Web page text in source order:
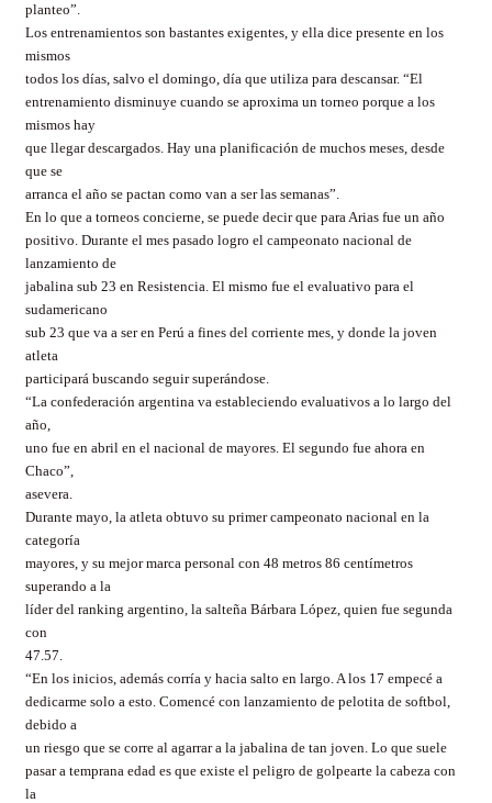
planteo”.
Los entrenamientos son bastantes exigentes, y ella dice presente en los
mismos
todos los días, salvo el domingo, día que utiliza para descansar. “El
entrenamiento disminuye cuando se aproxima un torneo porque a los
mismos hay
que llegar descargados. Hay una planificación de muchos meses, desde
que se
arranca el año se pactan como van a ser las semanas”.
En lo que a torneos concierne, se puede decir que para Arias fue un año
positivo. Durante el mes pasado logro el campeonato nacional de
lanzamiento de
jabalina sub 23 en Resistencia. El mismo fue el evaluativo para el
sudamericano
sub 23 que va a ser en Perú a fines del corriente mes, y donde la joven
atleta
participará buscando seguir superándose.
“La confederación argentina va estableciendo evaluativos a lo largo del
año,
uno fue en abril en el nacional de mayores. El segundo fue ahora en
Chaco”,
asevera.
Durante mayo, la atleta obtuvo su primer campeonato nacional en la
categoría
mayores, y su mejor marca personal con 48 metros 86 centímetros
superando a la
líder del ranking argentino, la salteña Bárbara López, quien fue segunda
con
47.57.
“En los inicios, además corría y hacia salto en largo. A los 17 empecé a
dedicarme solo a esto. Comencé con lanzamiento de pelotita de softbol,
debido a
un riesgo que se corre al agarrar a la jabalina de tan joven. Lo que suele
pasar a temprana edad es que existe el peligro de golpearte la cabeza con
la